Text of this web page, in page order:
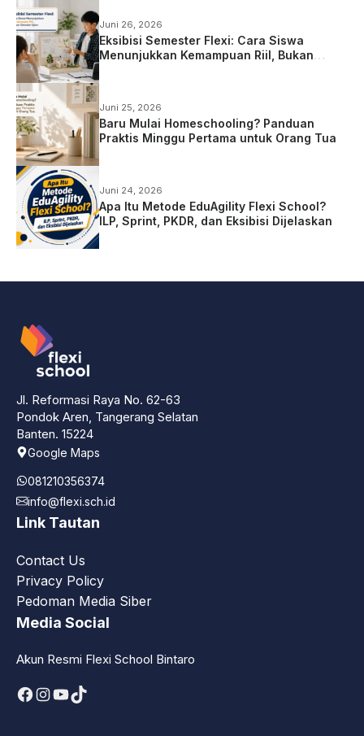
Juni 26, 2026
Eksibisi Semester Flexi: Cara Siswa
Menunjukkan Kemampuan Riil, Bukan
Juni 25, 2026
Baru Mulai Homeschooling? Panduan
Praktis Minggu Pertama untuk Orang Tua
Juni 24, 2026
Apa Itu Metode EduAgility Flexi School?
ILP, Sprint, PKDR, dan Eksibisi Dijelaskan
Jl. Reformasi Raya No. 62-63
Pondok Aren, Tangerang Selatan
Banten. 15224
Google Maps
081210356374
info@flexi.sch.id
Link Tautan
Contact Us
Privacy Policy
Pedoman Media Siber
Media Social
Akun Resmi Flexi School Bintaro
Facebook
Instagram
YouTube
TikTok